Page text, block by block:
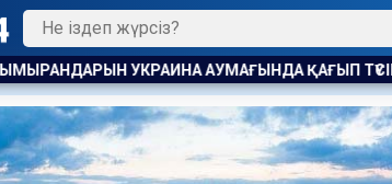
ҚАҒЫП ТҮСІРУ МӘСЕЛЕСІН КӨТЕРДІ